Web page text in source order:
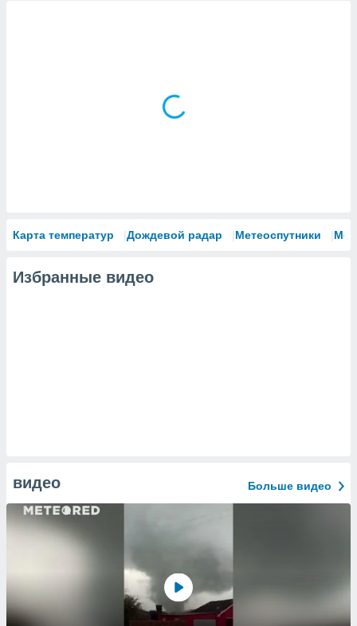
Карта температур Дождевой радар Метеоспутники
Избранные видео
видео Больше видео